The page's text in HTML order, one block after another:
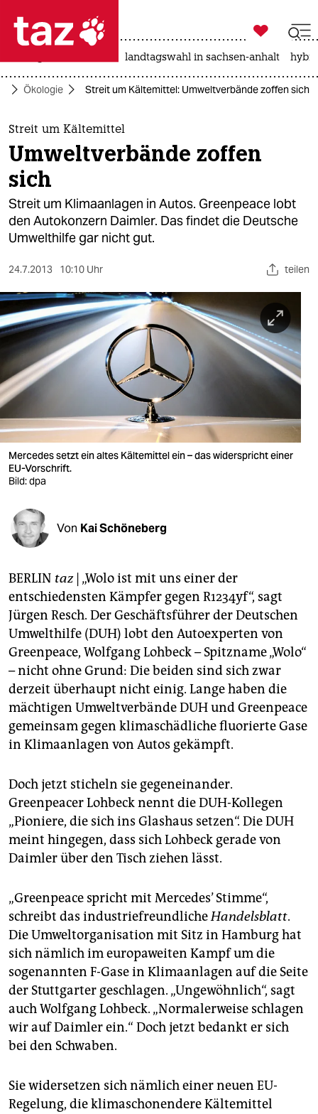
 taz zahl ich
taz zahl ich
themen
politik
öko
gesellschaft
sport
berlin
nord
wahrheit
verlag
verlag
veranstaltungen
fragen & hilfe
abo
genossenschaft
epaper login

taz zahl ich
landtagswahl in sachsen-anhalt
Ökologie Streit um Kältemittel: Umweltverbände zoffen sich
Streit um Kältemittel
Umweltverbände zoffen
sich
Streit um Klimaanlagen in Autos. Greenpeace lobt
den Autokonzern Daimler. Das findet die Deutsche
Umwelthilfe gar nicht gut.
24.7.2013 10:10 Uhr teilen
Mercedes setzt ein altes Kältemittel ein – das widerspricht einer
EU-Vorschrift.
Bild: dpa
Von Kai Schöneberg
BERLIN taz „Wolo ist mit uns einer der
entschiedensten Kämpfer gegen R1234yf“, sagt
Jürgen Resch. Der Geschäftsführer der Deutschen
Umwelthilfe (DUH) lobt den Autoexperten von
Greenpeace, Wolfgang Lohbeck – Spitzname „Wolo“
– nicht ohne Grund: Die beiden sind sich zwar
derzeit überhaupt nicht einig. Lange haben die
mächtigen Umweltverbände DUH und Greenpeace
gemeinsam gegen klimaschädliche fluorierte Gase
in Klimaanlagen von Autos gekämpft.
Doch jetzt sticheln sie gegeneinander.
Greenpeacer Lohbeck nennt die DUH-Kollegen
„Pioniere, die sich ins Glashaus setzen“. Die DUH
meint hingegen, dass sich Lohbeck gerade von
Daimler über den Tisch ziehen lässt.
„Greenpeace spricht mit Mercedes’ Stimme“,
schreibt das industriefreundlicheHandelsblatt.
Die Umweltorganisation mit Sitz in Hamburg hat
sich nämlich im europaweiten Kampf um die
sogenannten F-Gase in Klimaanlagen auf die Seite
der Stuttgarter geschlagen. „Ungewöhnlich“, sagt
auch Wolfgang Lohbeck. „Normalerweise schlagen
wir auf Daimler ein.“ Doch jetzt bedankt er sich
bei den Schwaben.
Sie widersetzen sich nämlich einer neuen EU-
Regelung, die klimaschonendere Kältemittel